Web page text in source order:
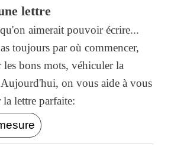
lettre
aimerait pouvoir écrire...
toujours par où commencer,
bons mots, véhiculer la
on vous aide à vous
lettre parfaite: